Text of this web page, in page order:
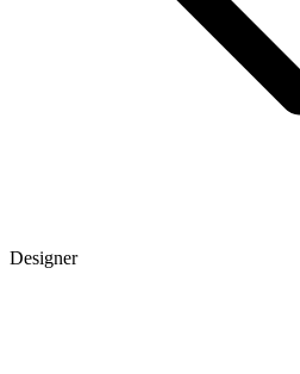
Designer